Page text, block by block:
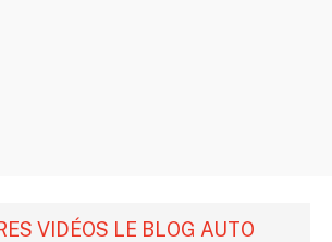
VIDÉOS LE BLOG AUTO